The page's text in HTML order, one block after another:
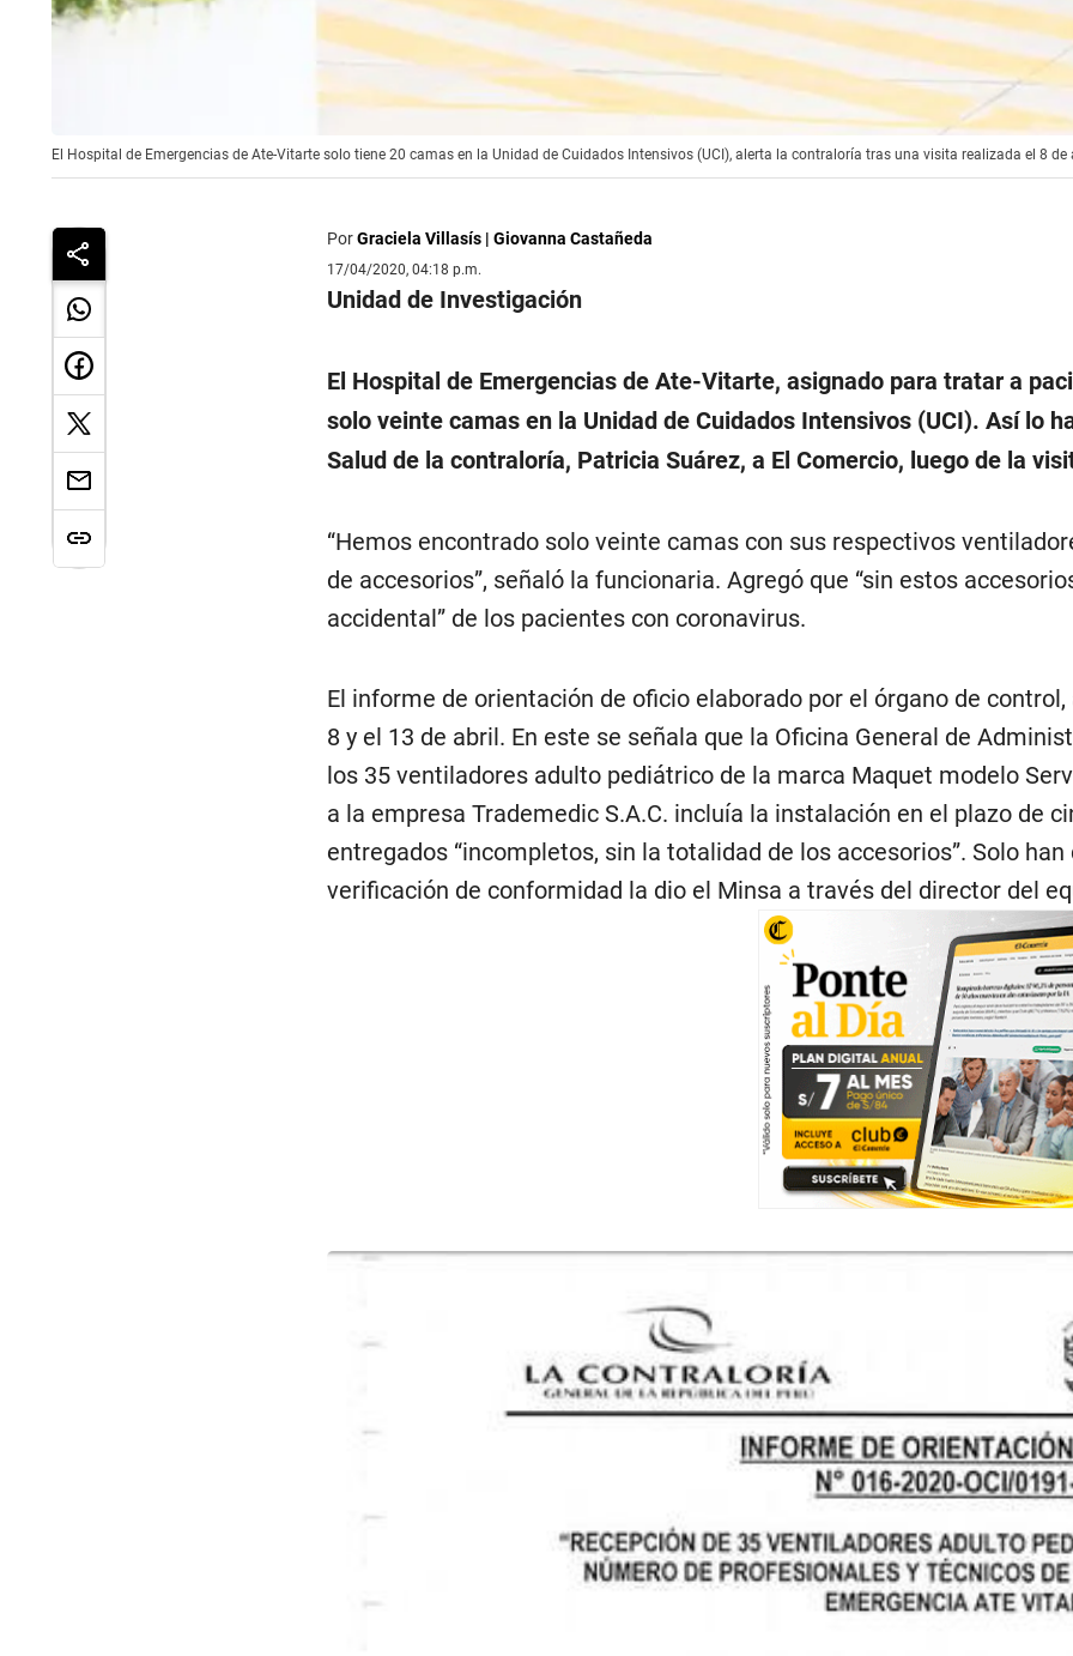
El Hospital de Emergencias de Ate-Vitarte solo tiene 20 camas en la Unidad de Cuidados Intensivos (UCI), alerta la contraloría tras una visita realizada el 8
PorGraciela Villasís | Giovanna Castañeda
17/04/2020, 04:18 p.m.
Unidad de Investigación
El Hospital de Emergencias de Ate-Vitarte, asignado para tratar a
solo veinte camas en la Unidad de Cuidados Intensivos (UCI). Así lo
Salud de la contraloría, Patricia Suárez, a El Comercio, luego de la
“Hemos encontrado solo veinte camas con sus respectivos
de accesorios”, señaló la funcionaria. Agregó que “sin estos
accidental” de los pacientes con coronavirus.
El informe de orientación de oficio elaborado por el órgano de
8 y el 13 de abril. En este se señala que la Oficina General de
los 35 ventiladores adulto pediátrico de la marca Maquet modelo
a la empresa Trademedic S.A.C. incluía la instalación en el plazo de
entregados “incompletos, sin la totalidad de los accesorios”. Solo
verificación de conformidad la dio el Minsa a través del director del